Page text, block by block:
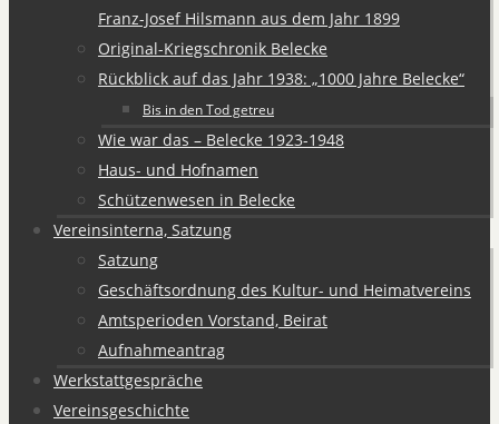
Franz-Josef Hilsmann aus dem Jahr 1899
Original-Kriegschronik Belecke
Rückblick auf das Jahr 1938: „1000 Jahre Belecke“
Bis in den Tod getreu
Wie war das – Belecke 1923-1948
Haus- und Hofnamen
Schützenwesen in Belecke
Vereinsinterna, Satzung
Satzung
Geschäftsordnung des Kultur- und Heimatvereins
Amtsperioden Vorstand, Beirat
Aufnahmeantrag
Werkstattgespräche
Vereinsgeschichte